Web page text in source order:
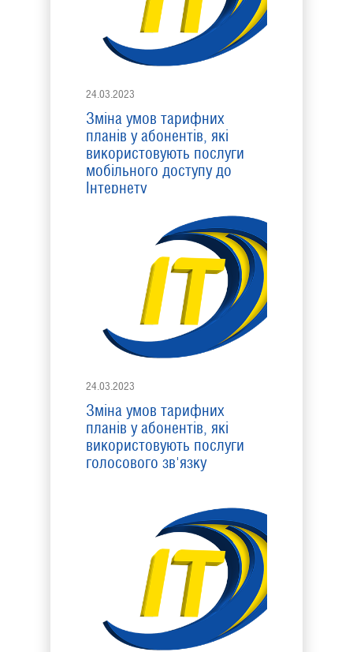
24.03.2023
Зміна умов тарифних
планів у абонентів, які
використовують послуги
мобільного доступу до
Інтернету
24.03.2023
Зміна умов тарифних
планів у абонентів, які
використовують послуги
голосового зв'язку